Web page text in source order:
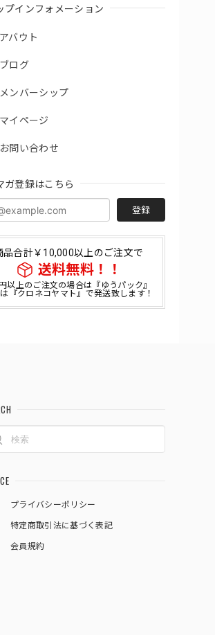
プインフォメーション
アバウト
ブログ
メンバーシップ
マイページ
お問い合わせ
ガ登録はこちら
登録
品合計￥10,000以上のご注文で
送料無料！！
以上のご注文の場合は『ゆうパック』
『クロネコヤマト』で発送致します！
プライバシーポリシー
特定商取引法に基づく表記
会員規約